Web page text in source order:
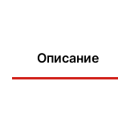
Описание